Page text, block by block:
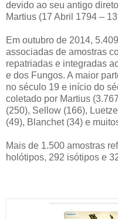
devido ao seu antigo
Martius (17 Abril 1794 –
Em outubro de 2014,
associadas de amostras
repatriadas e integradas
e dos Fungos. A maior
no século 19 e início do
coletado por Martius
(250), Sellow (166),
(49), Blanchet (34) e
Mais de 1.500 amostras
holótipos, 292 isótipos e